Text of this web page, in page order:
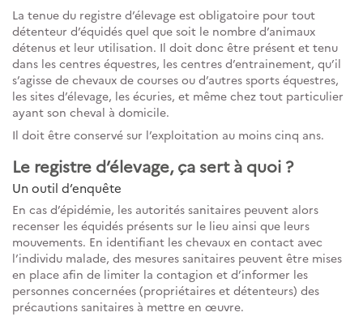
La tenue du registre d’élevage est obligatoire pour tout
détenteur d’équidés quel que soit le nombre d’animaux
détenus et leur utilisation. Il doit donc être présent et tenu
dans les centres équestres, les centres d’entrainement, qu’il
s’agisse de chevaux de courses ou d’autres sports équestres,
les sites d’élevage, les écuries, et même chez tout particulier
ayant son cheval à domicile.
Il doit être conservé sur l’exploitation au moins cinq ans.
Le registre d’élevage, ça sert à quoi ?
Un outil d’enquête
En cas d’épidémie, les autorités sanitaires peuvent alors
recenser les équidés présents sur le lieu ainsi que leurs
mouvements. En identifiant les chevaux en contact avec
l’individu malade, des mesures sanitaires peuvent être mises
en place afin de limiter la contagion et d’informer les
personnes concernées (propriétaires et détenteurs) des
précautions sanitaires à mettre en œuvre.